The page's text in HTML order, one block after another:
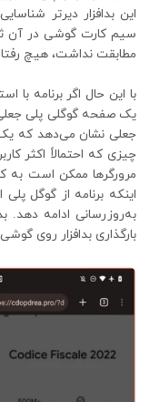
این بدافزار دیرتر
سیم کارت گوشی در آن
مطابقت نداشت، هیچ
با این حال اگر برنامه با
جعلی نشان می‌دهد که یک
چیزی که احتمالاً اکثر
مرورگرها ممکن است به
اینکه برنامه از گوگل
به‌روزرسانی ادامه دهد.
بارگذاری بدافزار روی